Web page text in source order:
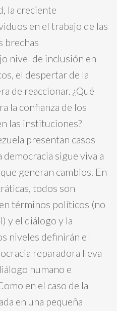
la creciente
en el trabajo de las
brechas
nivel de inclusión en
el despertar de la
de reaccionar. ¿Qué
la confianza de los
las instituciones?
presentan casos
sigue viva a
generan cambios. En
todos son
términos políticos (no
y el diálogo y la
niveles definirán el
reparadora lleva
humano e
en el caso de la
en una pequeña